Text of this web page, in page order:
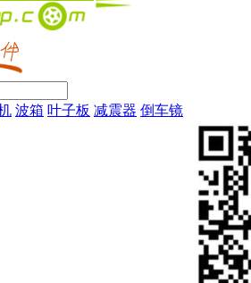
波箱 叶子板 减震器 倒车镜